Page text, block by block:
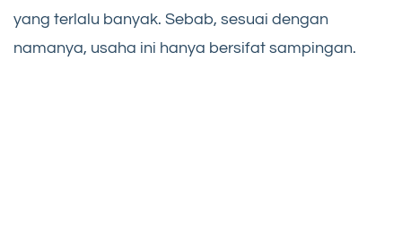
yang terlalu banyak. Sebab, sesuai dengan
namanya, usaha ini hanya bersifat sampingan.